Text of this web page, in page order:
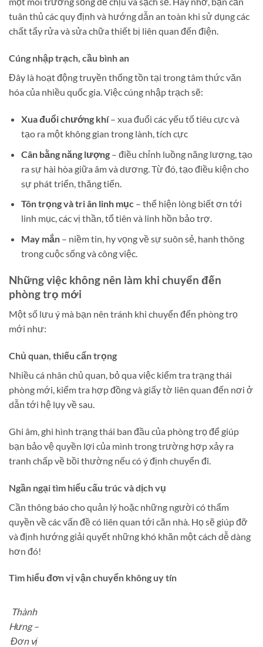
tuân thủ các quy định và hướng dẫn an toàn khi sử dụng các
chất tẩy rửa và sửa chữa thiết bị liên quan đến điện.
Cúng nhập trạch, cầu bình an
Đây là hoạt động truyền thống tồn tại trong tâm thức văn
hóa của nhiều quốc gia. Việc cúng nhập trạch sẽ:
Xua đuổi chướng khí– xua đuổi các yếu tố tiêu cực và
tạo ra một không gian trong lành, tích cực
Cân bằng năng lượng – điều chỉnh luồng năng lượng, tạo
ra sự hài hòa giữa âm và dương. Từ đó, tạo điều kiện cho
sự phát triển, thăng tiến.
Tôn trọng và tri ân linh mục – thể hiện lòng biết ơn tới
linh mục, các vị thần, tổ tiên và linh hồn bảo trợ.
May mắn – niềm tin, hy vọng về sự suôn sẻ, hanh thông
trong cuộc sống và công việc.
Những việc không nên làm khi chuyển đến
phòng trọ mới
Một số lưu ý mà bạn nên tránh khi chuyển đến phòng trọ
mới như:
Chủ quan, thiếu cẩn trọng
Nhiều cá nhân chủ quan, bỏ qua việc kiểm tra trạng thái
phòng mới, kiểm tra hợp đồng và giấy tờ liên quan đến nơi ở
dẫn tới hệ lụy về sau.
Ghi âm, ghi hình trạng thái ban đầu của phòng trọ để giúp
bạn bảo vệ quyền lợi của mình trong trường hợp xảy ra
tranh chấp về bồi thường nếu có ý định chuyển đi.
Ngần ngại tìm hiểu cấu trúc và dịch vụ
Cần thông báo cho quản lý hoặc những người có thẩm
quyền về các vấn đề có liên quan tới căn nhà. Họ sẽ giúp đỡ
và định hướng giải quyết những khó khăn một cách dễ dàng
hơn đó!
Tìm hiểu đơn vị vận chuyển không uy tín
Thành
Hưng –
Đơn vị